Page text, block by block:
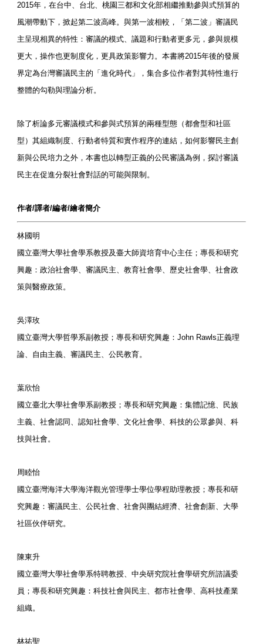
2015年，在台中、台北、桃園三都和文化部相繼推動參與式預算的
風潮帶動下，掀起第二波高峰。與第一波相較，「第二波」審議民
主呈現相異的特性：審議的模式、議題和行動者更多元，參與規模
更大，操作也更制度化，更具政策影響力。本書將2015年後的發展
界定為台灣審議民主的「進化時代」，集合多位作者對其特性進行
整體的勾勒與理論分析。
除了析論多元審議模式和參與式預算的兩種型態（都會型和社區
型）其組織制度、行動者特質和實作程序的連結，如何影響民主創
新與公民培力之外，本書也以轉型正義的公民審議為例，探討審議
民主在促進分裂社會對話的可能與限制。
作者/譯者/編者/繪者簡介
林國明
國立臺灣大學社會學系教授及臺大師資培育中心主任；專長和研究
興趣：政治社會學、審議民主、教育社會學、歷史社會學、社會政
策與醫療政策。
吳澤玫
國立臺灣大學哲學系副教授；專長和研究興趣：John Rawls正義理
論、自由主義、審議民主、公民教育。
葉欣怡
國立臺北大學社會學系副教授；專長和研究興趣：集體記憶、民族
主義、社會認同、認知社會學、文化社會學、科技的公眾參與、科
技與社會。
周睦怡
國立臺灣海洋大學海洋觀光管理學士學位學程助理教授；專長和研
究興趣：審議民主、公民社會、社會與團結經濟、社會創新、大學
社區伙伴研究。
陳東升
國立臺灣大學社會學系特聘教授、中央研究院社會學研究所諮議委
員；專長和研究興趣：科技社會與民主、都市社會學、高科技產業
組織。
林祐聖